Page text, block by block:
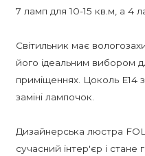
7 ламп для 10-15 кв.м, а 4
Світильник має
його ідеальним вибором
приміщеннях. Цоколь E14
заміні лампочок.
Дизайнерська люстра
сучасний інтер'єр і